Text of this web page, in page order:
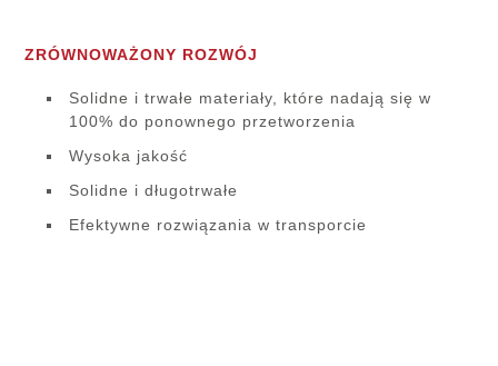
ZRÓWNOWAŻONY ROZWÓJ
Solidne i trwałe materiały, które nadają się w
100% do ponownego przetworzenia
Wysoka jakość
Solidne i długotrwałe
Efektywne rozwiązania w transporcie